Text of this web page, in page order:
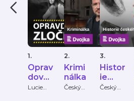
1.
Oprav
dové
zločin
Lucie
2.
Krimi
nálka
Český
3.
Histor
ie
české
Český